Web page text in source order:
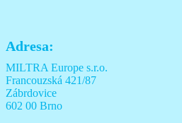
Adresa:
MILTRA Europe s.r.o.
Francouzská 421/87
Zábrdovice
602 00 Brno